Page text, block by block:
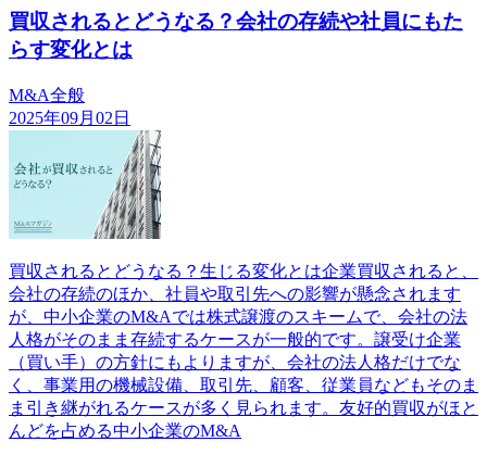
買収されるとどうなる？会社の存続や社員にもた
らす変化とは
M&A全般
2025年09月02日
買収されるとどうなる？生じる変化とは企業買収されると、
会社の存続のほか、社員や取引先への影響が懸念されます
が、中小企業のM&Aでは株式譲渡のスキームで、会社の法
人格がそのまま存続するケースが一般的です。譲受け企業
（買い手）の方針にもよりますが、会社の法人格だけでな
く、事業用の機械設備、取引先、顧客、従業員などもそのま
ま引き継がれるケースが多く見られます。友好的買収がほと
んどを占める中小企業のM&A